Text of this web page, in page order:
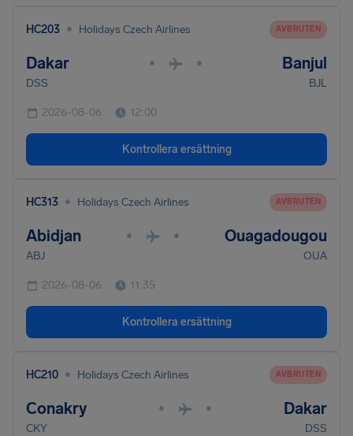
HC203 • Holidays Czech Airlines AVBRUTEN
Dakar • • Banjul
DSS BJL
2026-08-06 12:00
Kontrollera ersättning
HC313 • Holidays Czech Airlines AVBRUTEN
Abidjan • • Ouagadougou
ABJ OUA
2026-08-06 11:35
Kontrollera ersättning
HC210 • Holidays Czech Airlines AVBRUTEN
Conakry • • Dakar
CKY DSS